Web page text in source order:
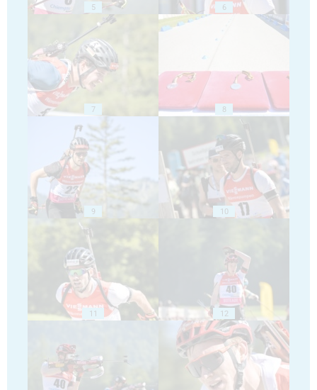
5 6
7 8
9 10
11 12